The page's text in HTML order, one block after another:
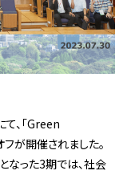
、「Green
が開催されました。
なった3期では、社会